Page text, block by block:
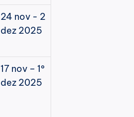
24 nov - 2
dez 2025
17 nov – 1º
dez 2025